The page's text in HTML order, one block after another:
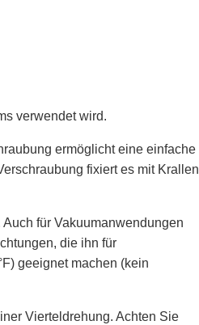
verwendet wird.
ermöglicht eine einfache
fixiert es mit Krallen
für Vakuumanwendungen
die ihn für
geeignet machen (kein
Vierteldrehung. Achten Sie